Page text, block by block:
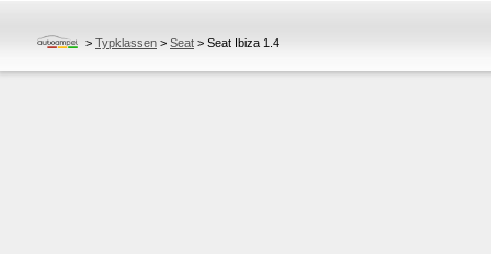
> Typklassen > Seat > Seat Ibiza 1.4